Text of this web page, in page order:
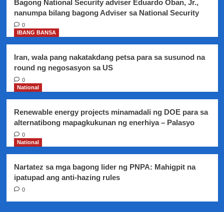
Taiwan
Strait
DFA
Bagong National Security adviser Eduardo Oban, Jr.,
nanumpa bilang bagong Adviser sa National Security
0
IBANG BANSA
Iran, wala pang nakatakdang petsa para sa susunod na
round ng negosasyon sa US
0
National
Renewable energy projects minamadali ng DOE para sa
alternatibong mapagkukunan ng enerhiya – Palasyo
0
National
Nartatez sa mga bagong lider ng PNPA: Mahigpit na
ipatupad ang anti-hazing rules
0